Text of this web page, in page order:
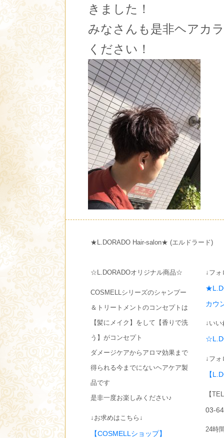
きました！
みなさんも是非ヘアカ
ください！
★L.DORADO Hair-salon★ (エルドラード)
☆L.DORADOオリジナル商品☆
COSMELLシリーズのシャンプー
＆トリートメントのコンセプトは
【髪にメイク】をして【香りで洗
う】がコンセプト
ダメージケアからアロマ効果まで
得られる今までにないヘアケア製
品です
是非一度お楽しみください♪
↓お求めはこちら↓
【COSMELLショップ】
↓フ
カウ
↓い
↓フ
【
【
03-
24時